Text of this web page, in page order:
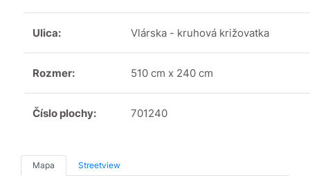
Ulica: Vlárska - kruhová križovatka
Rozmer: 510 cm x 240 cm
Číslo plochy: 701240
Mapa Streetview